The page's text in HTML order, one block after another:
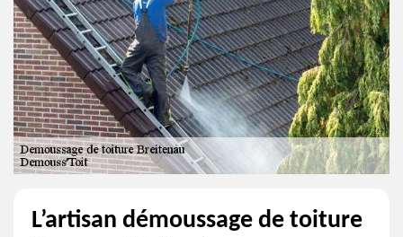
L’artisan démoussage de toiture